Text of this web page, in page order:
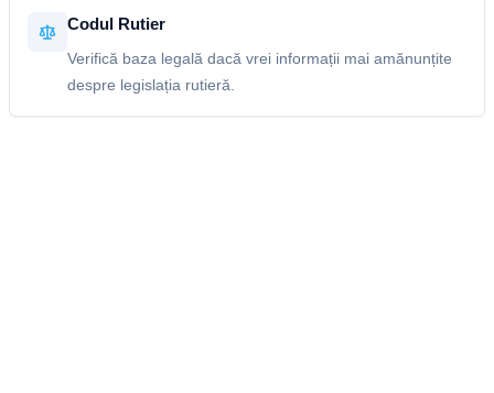
Codul Rutier
Verifică baza legală dacă vrei informații mai amănunțite
despre legislația rutieră.